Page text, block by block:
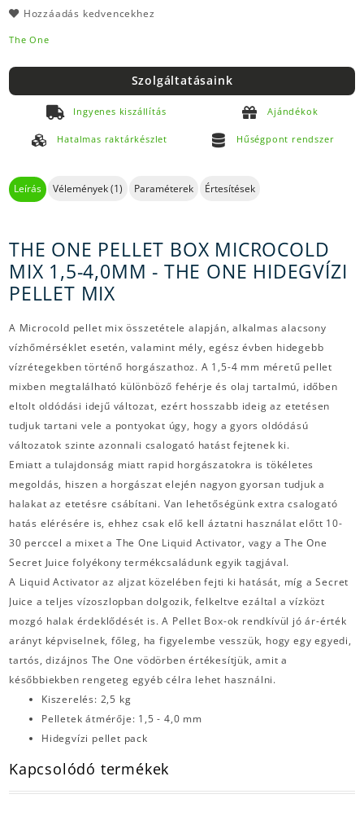
Hozzáadás kedvencekhez
The One
Szolgáltatásaink
Ingyenes kiszállítás Ajándékok
Hatalmas raktárkészlet Hűségpont rendszer
Leírás Vélemények (1) Paraméterek Értesítések
THE ONE PELLET BOX MICROCOLD
MIX 1,5-4,0MM - THE ONE HIDEGVÍZI
PELLET MIX
A Microcold pellet mix összetétele alapján, alkalmas alacsony
vízhőmérséklet esetén, valamint mély, egész évben hidegebb
vízrétegekben történő horgászathoz. A 1,5-4 mm méretű pellet
mixben megtalálható különböző fehérje és olaj tartalmú, időben
eltolt oldódási idejű változat, ezért hosszabb ideig az etetésen
tudjuk tartani vele a pontyokat úgy, hogy a gyors oldódású
változatok szinte azonnali csalogató hatást fejtenek ki.
Emiatt a tulajdonság miatt rapid horgászatokra is tökéletes
megoldás, hiszen a horgászat elején nagyon gyorsan tudjuk a
halakat az etetésre csábítani. Van lehetőségünk extra csalogató
hatás elérésére is, ehhez csak elő kell áztatni használat előtt 10-
30 perccel a mixet a The One Liquid Activator, vagy a The One
Secret Juice folyékony termékcsaládunk egyik tagjával.
A Liquid Activator az aljzat közelében fejti ki hatását, míg a Secret
Juice a teljes vízoszlopban dolgozik, felkeltve ezáltal a vízközt
mozgó halak érdeklődését is. A Pellet Box-ok rendkívül jó ár-érték
arányt képviselnek, főleg, ha figyelembe vesszük, hogy egy egyedi,
tartós, dizájnos The One vödörben értékesítjük, amit a
későbbiekben rengeteg egyéb célra lehet használni.
Kiszerelés: 2,5 kg
Pelletek átmérője: 1,5 - 4,0 mm
Hidegvízi pellet pack
Kapcsolódó termékek